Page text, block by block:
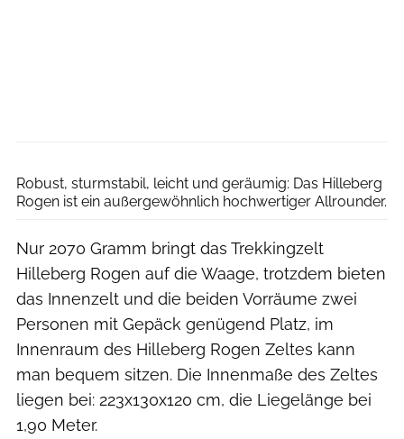
Robust, sturmstabil, leicht und geräumig: Das Hilleberg
Rogen ist ein außergewöhnlich hochwertiger Allrounder.
Nur 2070 Gramm bringt das Trekkingzelt
Hilleberg Rogen auf die Waage, trotzdem bieten
das Innenzelt und die beiden Vorräume zwei
Personen mit Gepäck genügend Platz, im
Innenraum des Hilleberg Rogen Zeltes kann
man bequem sitzen. Die Innenmaße des Zeltes
liegen bei: 223x130x120 cm, die Liegelänge bei
1,90 Meter.